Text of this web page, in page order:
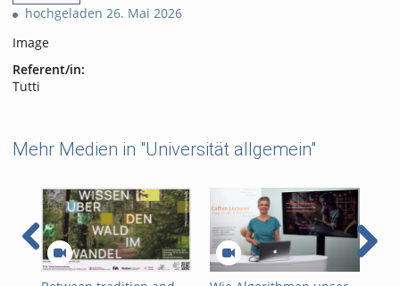
hochgeladen 26. Mai 2026
Image
Referent/in:
Tutti
Mehr Medien in "Universität allgemein"